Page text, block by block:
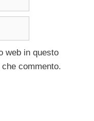
web in questo
commento.